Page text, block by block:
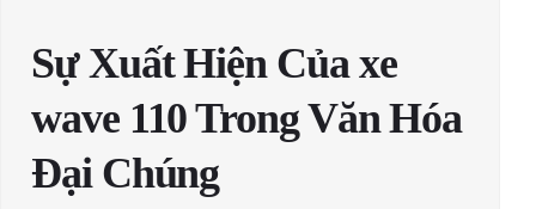
Sự Xuất Hiện Của xe
wave 110 Trong Văn Hóa
Đại Chúng